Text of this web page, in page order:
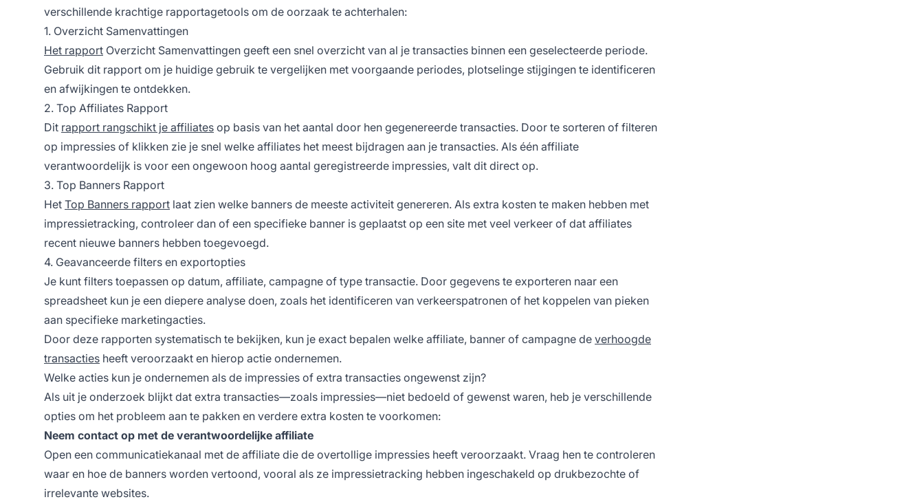
verschillende krachtige rapportagetools om de oorzaak te achterhalen:
1. Overzicht Samenvattingen
Het rapport Overzicht Samenvattingen geeft een snel overzicht van al je transacties binnen een geselecteerde periode.
Gebruik dit rapport om je huidige gebruik te vergelijken met voorgaande periodes, plotselinge stijgingen te identificeren
en afwijkingen te ontdekken.
2. Top Affiliates Rapport
Dit rapport rangschikt je affiliates op basis van het aantal door hen gegenereerde transacties. Door te sorteren of filteren
op impressies of klikken zie je snel welke affiliates het meest bijdragen aan je transacties. Als één affiliate
verantwoordelijk is voor een ongewoon hoog aantal geregistreerde impressies, valt dit direct op.
3. Top Banners Rapport
Het Top Banners rapport laat zien welke banners de meeste activiteit genereren. Als extra kosten te maken hebben met
impressietracking, controleer dan of een specifieke banner is geplaatst op een site met veel verkeer of dat affiliates
recent nieuwe banners hebben toegevoegd.
4. Geavanceerde filters en exportopties
Je kunt filters toepassen op datum, affiliate, campagne of type transactie. Door gegevens te exporteren naar een
spreadsheet kun je een diepere analyse doen, zoals het identificeren van verkeerspatronen of het koppelen van pieken
aan specifieke marketingacties.
Door deze rapporten systematisch te bekijken, kun je exact bepalen welke affiliate, banner of campagne de verhoogde
transacties heeft veroorzaakt en hierop actie ondernemen.
Welke acties kun je ondernemen als de impressies of extra transacties ongewenst zijn?
Als uit je onderzoek blijkt dat extra transacties—zoals impressies—niet bedoeld of gewenst waren, heb je verschillende
opties om het probleem aan te pakken en verdere extra kosten te voorkomen:
Neem contact op met de verantwoordelijke affiliate
Open een communicatiekanaal met de affiliate die de overtollige impressies heeft veroorzaakt. Vraag hen te controleren
waar en hoe de banners worden vertoond, vooral als ze impressietracking hebben ingeschakeld op drukbezochte of
irrelevante websites.